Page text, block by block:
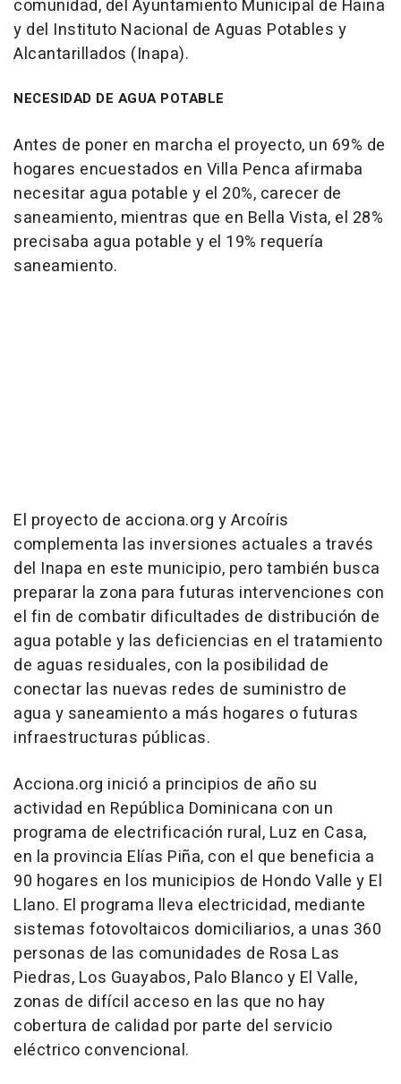
comunidad, del Ayuntamiento Municipal de Haina
y del Instituto Nacional de Aguas Potables y
Alcantarillados (Inapa).
NECESIDAD DE AGUA POTABLE
Antes de poner en marcha el proyecto, un 69% de
hogares encuestados en Villa Penca afirmaba
necesitar agua potable y el 20%, carecer de
saneamiento, mientras que en Bella Vista, el 28%
precisaba agua potable y el 19% requería
saneamiento.
El proyecto de acciona.org y Arcoíris
complementa las inversiones actuales a través
del Inapa en este municipio, pero también busca
preparar la zona para futuras intervenciones con
el fin de combatir dificultades de distribución de
agua potable y las deficiencias en el tratamiento
de aguas residuales, con la posibilidad de
conectar las nuevas redes de suministro de
agua y saneamiento a más hogares o futuras
infraestructuras públicas.
Acciona.org inició a principios de año su
actividad en República Dominicana con un
programa de electrificación rural, Luz en Casa,
en la provincia Elías Piña, con el que beneficia a
90 hogares en los municipios de Hondo Valle y El
Llano. El programa lleva electricidad, mediante
sistemas fotovoltaicos domiciliarios, a unas 360
personas de las comunidades de Rosa Las
Piedras, Los Guayabos, Palo Blanco y El Valle,
zonas de difícil acceso en las que no hay
cobertura de calidad por parte del servicio
eléctrico convencional.